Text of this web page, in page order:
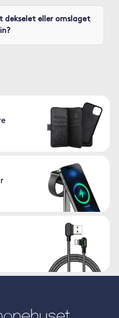
dekselet eller omslaget